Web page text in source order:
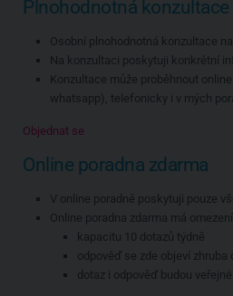
Plnohodnotná konzultace
Osobní plnohodnotná konzultace
Na konzultaci poskytuji konkrétní
Konzultace může proběhnout
whatsapp), telefonicky i v mých
Objednat se
Online poradna zdarma
V online poradně poskytuji pouze
Online poradna zdarma má omezení:
kapacitu 10 dotazů týdně
odpověď se zde objeví zhruba
dotaz i odpověď budou veřejné